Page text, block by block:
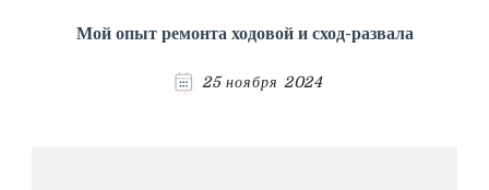
Мой опыт ремонта ходовой и сход-развала
25 ноября 2024